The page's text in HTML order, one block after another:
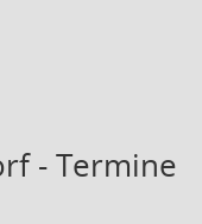
- Termine